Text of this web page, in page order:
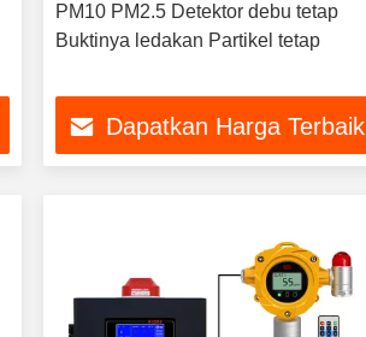
PM10 PM2.5 Detektor debu tetap
Buktinya ledakan Partikel tetap
Dapatkan Harga Terbaik